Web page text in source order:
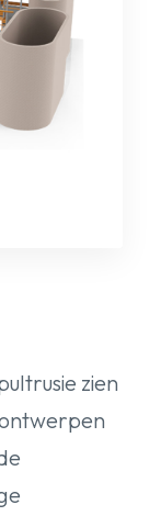
zien